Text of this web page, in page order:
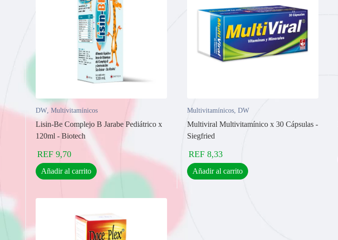
DW, Multivitamínicos
Lisin-Be Complejo B Jarabe Pediátrico x
120ml - Biotech
REF 9,70
Añadir al carrito
Multivitamínicos, DW
Multiviral Multivitamínico x 30 Cápsulas -
Siegfried
REF 8,33
Añadir al carrito